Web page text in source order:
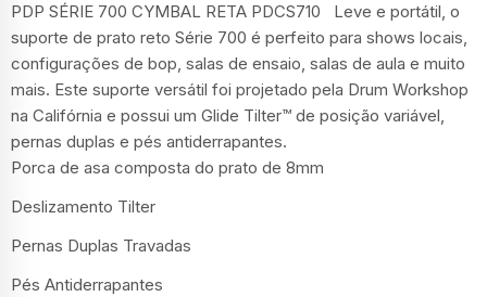
PDP SÉRIE 700 CYMBAL RETA PDCS710 Leve e portátil, o
suporte de prato reto Série 700 é perfeito para shows locais,
configurações de bop, salas de ensaio, salas de aula e muito
mais. Este suporte versátil foi projetado pela Drum Workshop
na Califórnia e possui um Glide Tilter™ de posição variável,
pernas duplas e pés antiderrapantes.
Porca de asa composta do prato de 8mm
Deslizamento Tilter
Pernas Duplas Travadas
Pés Antiderrapantes